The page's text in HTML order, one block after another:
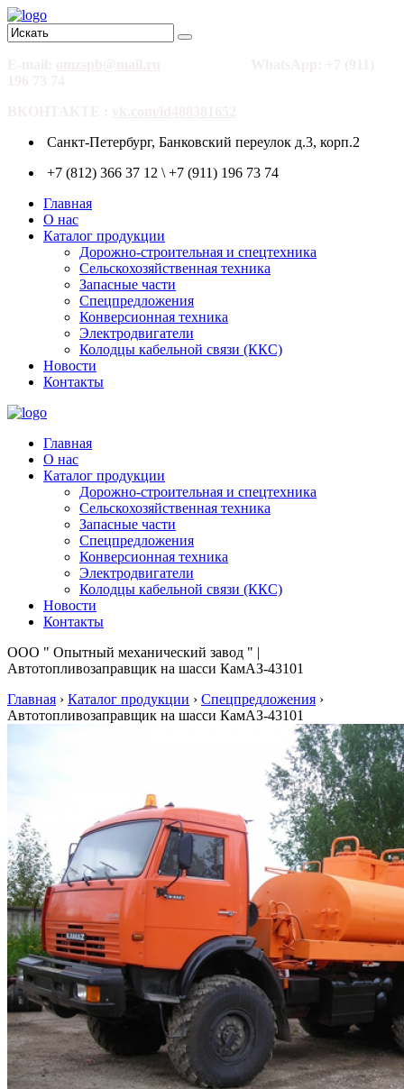
Санкт-Петербург, Банковский переулок д.3, корп.2
+7 (812) 366 37 12 \ +7 (911) 196 73 74
Главная
О нас
Каталог продукции
Дорожно-строительная и спецтехника
Сельскохозяйственная техника
Запасные части
Спецпредложения
Конверсионная техника
Электродвигатели
Колодцы кабельной связи (ККС)
Новости
Контакты
Главная
О нас
Каталог продукции
Дорожно-строительная и спецтехника
Сельскохозяйственная техника
Запасные части
Спецпредложения
Конверсионная техника
Электродвигатели
Колодцы кабельной связи (ККС)
Новости
Контакты
ООО " Опытный механический завод " |
Автотопливозаправщик на шасси КамАЗ-43101
Главная › Каталог продукции › Спецпредложения ›
Автотопливозаправщик на шасси КамАЗ-43101